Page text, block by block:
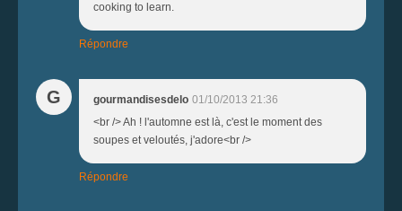
cooking to learn.
Répondre
G gourmandisesdelo 01/10/2013 21:36
<br /> Ah ! l'automne est là, c'est le moment des
soupes et veloutés, j'adore<br />
Répondre